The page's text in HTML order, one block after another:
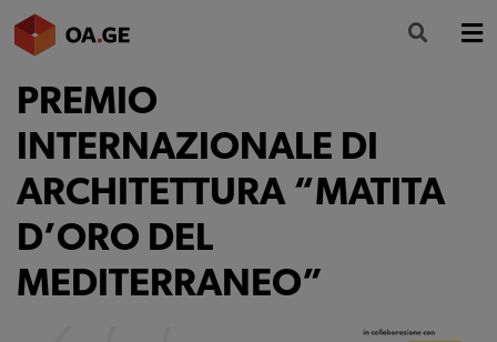
L’ORDINE
AMMINISTRAZIONE TRASPARENTE
ALBO
SEGRETERIA
SERVIZI
PREMIO
INTERNAZIONALE DI
ARCHITETTURA “MATITA
D’ORO DEL
MEDITERRANEO”